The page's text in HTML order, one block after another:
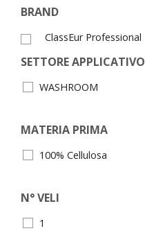
BRAND
ClassEur Professional
SETTORE APPLICATIVO
WASHROOM
MATERIA PRIMA
100% Cellulosa
N° VELI
1